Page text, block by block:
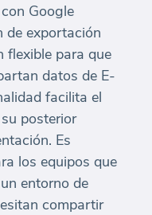
Google
de exportación
flexible para que
datos de E-
facilita el
posterior
Es
los equipos que
entorno de
compartir